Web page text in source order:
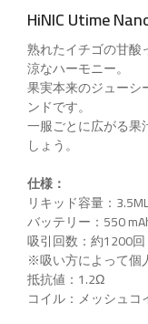
images
gallery
HiNIC Utime
熟れたイチゴの甘
涼なハーモニー。
果実本来のジューシ
ンドです。
一服ごとに広がる
しょう。
仕様：
リキッド容量：3.5ML
バッテリー：550
吸引回数：約1200回
※吸い方によって個
抵抗値：1.2Ω
コイル：メッシュコ